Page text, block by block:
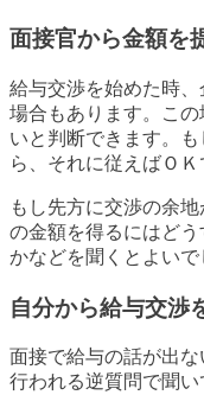
面接官から金額を
給与交渉を始めた時
場合もあります。こ
いと判断できます。
ら、それに従えばＯＫ
もし先方に交渉の余
の金額を得るにはど
かなどを聞くとよいで
自分から給与交渉
面接で給与の話が出
行われる逆質問で聞い